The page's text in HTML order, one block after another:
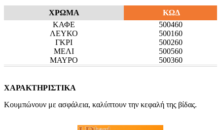
ΧΡΩΜΑ
ΚΩΔ
ΚΑΦΕ
500460
ΛΕΥΚΟ
500160
ΓΚΡΙ
500260
ΜΕΛΙ
500560
ΜΑΥΡΟ
500360
ΧΑΡΑΚΤΗΡΙΣΤΙΚΑ
Κουμπώνουν με ασφάλεια, καλύπτουν την κεφαλή της βίδας.